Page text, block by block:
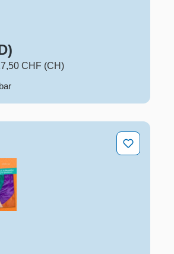
CHF (CH)